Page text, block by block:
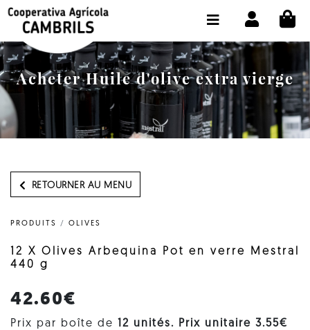
Acheter Huile d'olive extra vierge
RETOURNER AU MENU
PRODUITS / OLIVES
12 X Olives Arbequina Pot en verre Mestral
440 g
42.60€
Prix par boîte de
12 unités. Prix ​​unitaire 3.55€
BOUTIQUE ACHETER EN LIGNE
LA COOPÉRATIVE
OLEOTOUR
PRODUITS
NOTRE HUILE
CHOISIR LA LANGUE: FR